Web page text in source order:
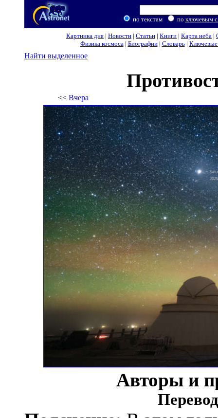
по текстам по ключевым
Картинка дня | Новости | Статьи | Книги | Карта неба |
Физика космоса| Биографии| Словарь| Ключевые
Найти выделенное
<< Вчера
Авторы и